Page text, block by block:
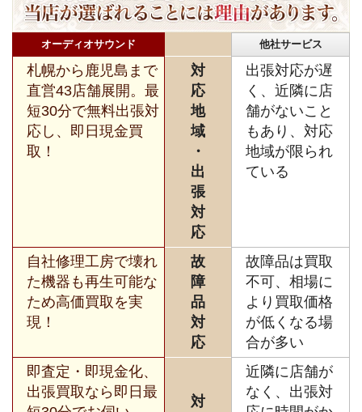
オーディオサウンド 他社サービス
札幌から鹿児島まで
直営43店舗展開。最
短30分で無料出張対
応し、即日現金買
取！
対
応
地
域
・
出
張
対
応
出張対応が遅
く、近隣に店
舗がないこと
もあり、対応
地域が限られ
ている
自社修理工房で壊れ
た機器も再生可能な
ため高価買取を実
現！
故
障
品
対
応
故障品は買取
不可、相場に
より買取価格
が低くなる場
合が多い
即査定・即現金化、
出張買取なら即日最
対
近隣に店舗が
なく、出張対